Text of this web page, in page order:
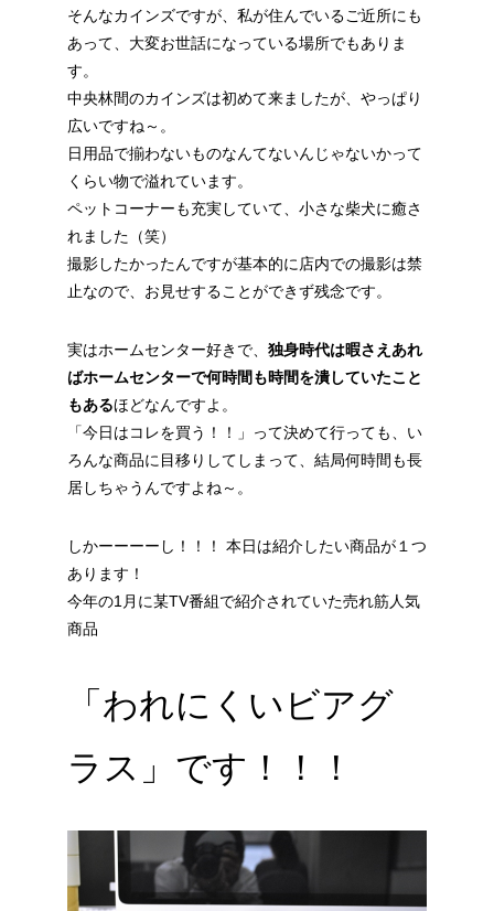
そんなカインズですが、私が住んでいるご近所にも
あって、大変お世話になっている場所でもありま
す。
中央林間のカインズは初めて来ましたが、やっぱり
広いですね～。
日用品で揃わないものなんてないんじゃないかって
くらい物で溢れています。
ペットコーナーも充実していて、小さな柴犬に癒さ
れました（笑）
撮影したかったんですが基本的に店内での撮影は禁
止なので、お見せすることができず残念です。
実はホームセンター好きで、 独身時代は暇さえあれ
ばホームセンターで何時間も時間を潰していたこと
もあるほどなんですよ。
「今日はコレを買う！！」って決めて行っても、い
ろんな商品に目移りしてしまって、結局何時間も長
居しちゃうんですよね～。
しかーーーーし！！！ 本日は紹介したい商品が１つ
あります！
今年の1月に某TV番組で紹介されていた売れ筋人気
商品
「われにくいビアグ
ラス」です！！！